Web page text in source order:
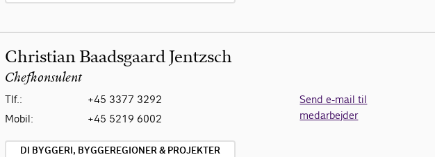
Christian Baadsgaard Jentzsch
Chefkonsulent
Tlf.:
+45 3377 3292
Mobil:
+45 5219 6002
Send e-mail til
medarbejder
DI BYGGERI, BYGGEREGIONER & PROJEKTER